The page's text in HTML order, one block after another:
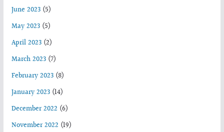
June 2023(5)
May 2023(5)
April 2023(2)
March 2023(7)
February 2023(8)
January 2023(14)
December 2022 (6)
November 2022 (19)